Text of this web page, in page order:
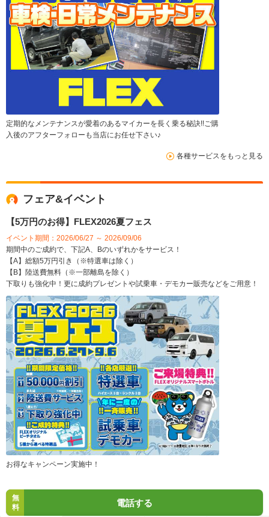
定期的なメンテナンスが愛着のあるマイカーを長く乗る秘訣!!ご購
入後のアフターフォローも当店にお任せ下さい♪
各種サービスをもっと見る
フェア&イベント
【5万円のお得】FLEX2026夏フェス
イベント期間：2026/06/27 ～ 2026/09/06
期間中のご成約で、下記A、Bのいずれかをサービス！
【A】総額5万円引き（※特選車は除く）
【B】陸送費無料（※一部離島を除く）
下取りも強化中！更に成約プレゼントや試乗車・デモカー販売などをご用意！
お得なキャンペーン実施中！
無
料
電話する